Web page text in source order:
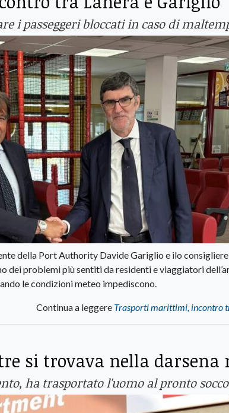
i passeggeri bloccati in caso di
della Port Authority Davide Gariglio e ilo
dei problemi più sentiti da residenti e viaggiatori
le condizioni meteo impediscono.
Continua a leggere Trasporti marittimi, incontro
si trovava nella darsena
ha trasportato l'uomo al pronto